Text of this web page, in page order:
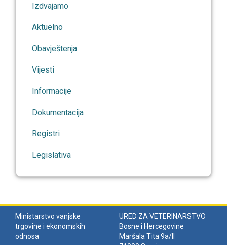
Izdvajamo
Aktuelno
Obavještenja
Vijesti
Informacije
Dokumentacija
Registri
Legislativa
Ministarstvo vanjske
trgovine i ekonomskih
odnosa
URED ZA VETERINARSTVO
Bosne i Hercegovine
Maršala Tita 9a/II